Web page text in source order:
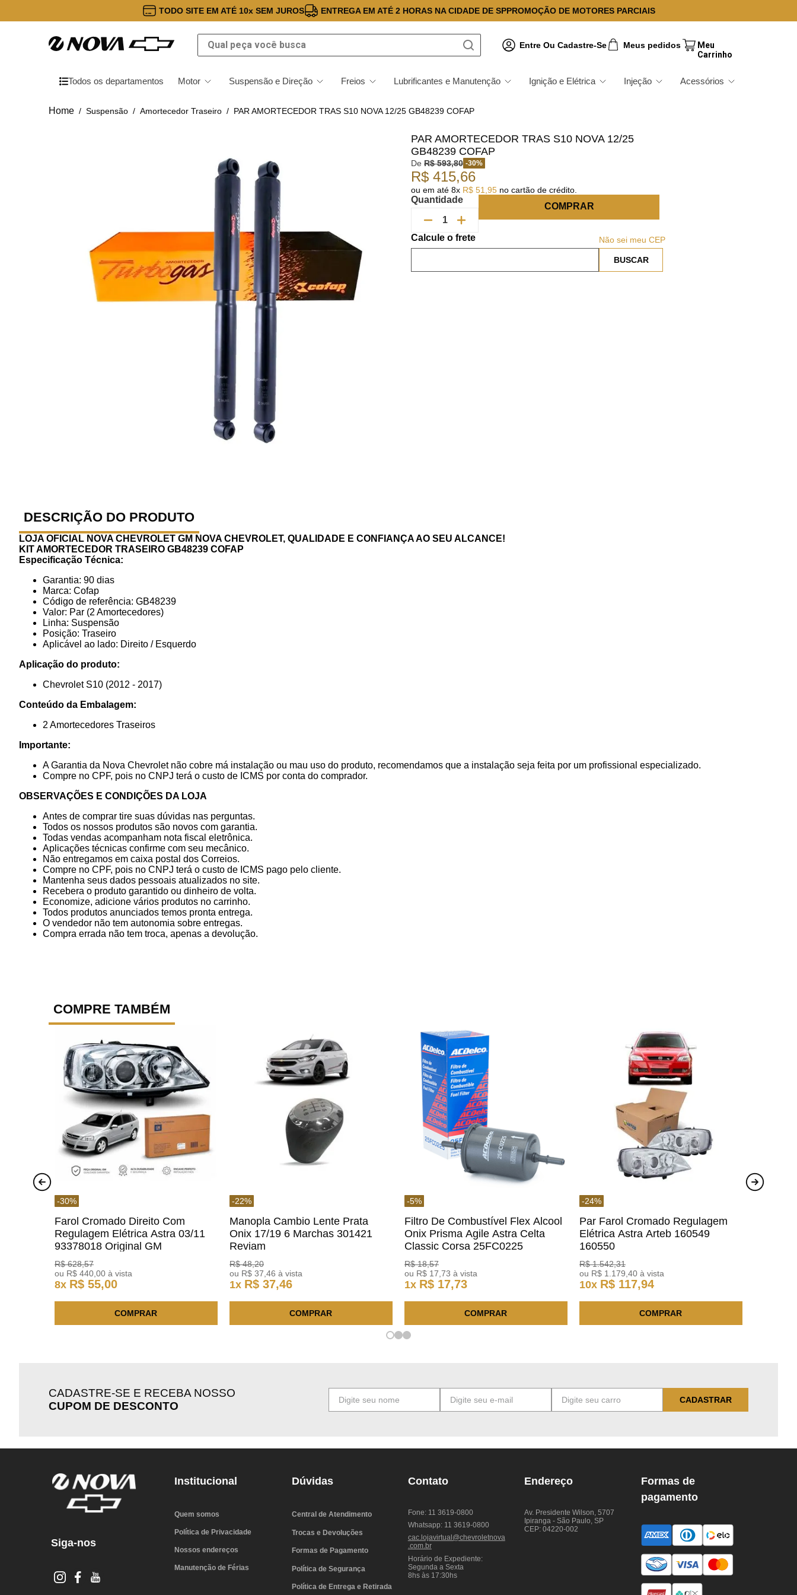
TODO SITE EM ATÉ 10x SEM JUROS ENTREGA EM ATÉ 2 HORAS NA CIDADE DE SPPROMOÇÃO DE MOTORES PARCIAIS
Qual peça você busca
Entre Ou Cadastre-Se Meus pedidos
Todos os departamentos Motor Suspensão e Direção Freios Lubrificantes e Manutenção Ignição e Elétrica Injeção Acessórios
Suspensão Amortecedor Traseiro PAR AMORTECEDOR TRAS S10 NOVA 12/25 GB48239 COFAP
PAR AMORTECEDOR TRAS S10 NOVA 12/25
GB48239 COFAP
De R$ 593,80 -30%
R$ 415,66
ou em até 8x R$ 51 95 no cartão de crédito.
Quantidade
COMPRAR
Não sei meu CEP
DESCRIÇÃO DO PRODUTO
LOJA OFICIAL NOVA CHEVROLET GM NOVA CHEVROLET, QUALIDADE E CONFIANÇA AO SEU ALCANCE!
KIT AMORTECEDOR TRASEIRO GB48239 COFAP
Especificação Técnica:
Garantia: 90 dias
Marca: Cofap
Código de referência: GB48239
Valor: Par (2 Amortecedores)
Linha: Suspensão
Posição: Traseiro
Aplicável ao lado: Direito / Esquerdo
Aplicação do produto:
Chevrolet S10 (2012 - 2017)
Conteúdo da Embalagem:
2 Amortecedores Traseiros
Importante:
A Garantia da Nova Chevrolet não cobre má instalação ou mau uso do produto, recomendamos que a instalação seja feita por um profissional especializado.
Compre no CPF, pois no CNPJ terá o custo de ICMS por conta do comprador.
OBSERVAÇÕES E CONDIÇÕES DA LOJA
Antes de comprar tire suas dúvidas nas perguntas.
Todos os nossos produtos são novos com garantia.
Todas vendas acompanham nota fiscal eletrônica.
Aplicações técnicas confirme com seu mecânico.
Não entregamos em caixa postal dos Correios.
Compre no CPF, pois no CNPJ terá o custo de ICMS pago pelo cliente.
Mantenha seus dados pessoais atualizados no site.
Recebera o produto garantido ou dinheiro de volta.
Economize, adicione vários produtos no carrinho.
Todos produtos anunciados temos pronta entrega.
O vendedor não tem autonomia sobre entregas.
Compra errada não tem troca, apenas a devolução.
COMPRE TAMBÉM
-30%
Farol Cromado Direito Com
Regulagem Elétrica Astra 03/11
93378018 Original GM
R$ 628,57
ou R$ 440 ,00 à vista
8x R$ 55,00
COMPRAR
-22%
Manopla Cambio Lente Prata
Onix 17/19 6 Marchas 301421
Reviam
R$ 48,20
ou R$ 37 ,46 à vista
1x R$ 37,46
COMPRAR
-5%
Filtro De Combustível Flex Alcool
Onix Prisma Agile Astra Celta
Classic Corsa 25FC0225
ACDelco
R$ 18,57
ou R$ 17 ,73 à vista
1x R$ 17,73
COMPRAR
-24%
Par Farol Cromado Regulagem
Elétrica Astra Arteb 160549
160550
R$ 1.542,31
ou R$ 1 179 ,40 à vista
10x R$ 117,94
COMPRAR
CADASTRE-SE E RECEBA NOSSO
CUPOM DE DESCONTO
CADASTRAR
Siga-nos
Institucional
Quem somos
Política de Privacidade
Nossos endereços
Manutenção de Férias
Dúvidas
Central de Atendimento
Trocas e Devoluções
Formas de Pagamento
Política de Segurança
Política de Entrega e Retirada
Contato
Fone: 11 3619-0800
Whatsapp: 11 3619-0800
cac.lojavirtual@chevroletnova
.com.br
Horário de Expediente:
Segunda a Sexta
8hs às 17:30hs
Endereço
Av. Presidente Wilson, 5707
Ipiranga - São Paulo, SP
CEP: 04220-002
Formas de
pagamento